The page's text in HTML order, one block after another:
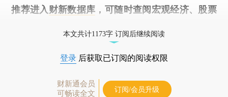
推荐进入 财新数据库 ，可随时查阅宏观经济、股票
本文共计1173字 订阅后继续阅读
登录 后获取已订阅的阅读权限
财新通会员
可畅读全文
订阅/会员升级